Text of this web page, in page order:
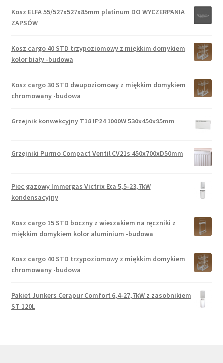
Kosz ELFA 55/527x527x85mm platinum DO WYCZERPANIA
ZAPSÓW
Kosz cargo 40 STD trzypoziomowy z miękkim domykiem
kolor biały -budowa
Kosz cargo 30 STD dwupoziomowy z miękkim domykiem
chromowany -budowa
Grzejnik konwekcyjny T18 IP24 1000W 530x450x95mm
Grzejniki Purmo Compact Ventil CV21s 450x700xD50mm
Piec gazowy Immergas Victrix Exa 5,5-23,7kW
kondensacyjny
Kosz cargo 15 STD boczny z wieszakiem na ręczniki z
miękkim domykiem kolor aluminium -budowa
Kosz cargo 40 STD trzypoziomowy z miękkim domykiem
chromowany -budowa
Pakiet Junkers Cerapur Comfort 6,4-27,7kW z zasobnikiem
ST 120L